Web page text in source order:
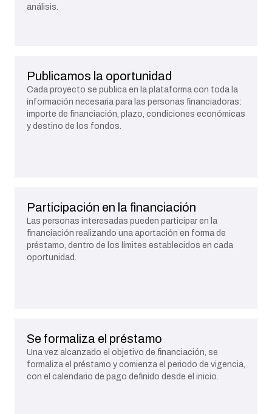
análisis.
Publicamos la oportunidad
Cada proyecto se publica en la plataforma con toda la
información necesaria para las personas financiadoras:
importe de financiación, plazo, condiciones económicas
y destino de los fondos.
Participación en la financiación
Las personas interesadas pueden participar en la
financiación realizando una aportación en forma de
préstamo, dentro de los límites establecidos en cada
oportunidad.
Se formaliza el préstamo
Una vez alcanzado el objetivo de financiación, se
formaliza el préstamo y comienza el periodo de vigencia,
con el calendario de pago definido desde el inicio.